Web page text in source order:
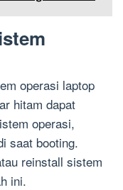
operasi laptop
hitam dapat
operasi,
saat booting.
reinstall sistem
ini.